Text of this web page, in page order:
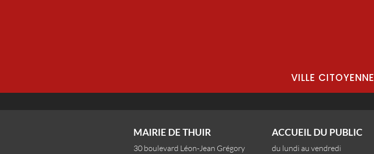
VILLE CITOYENNE
MAIRIE DE THUIR
30 boulevard Léon-Jean Grégory
ACCUEIL DU PUBLIC
du lundi au vendredi